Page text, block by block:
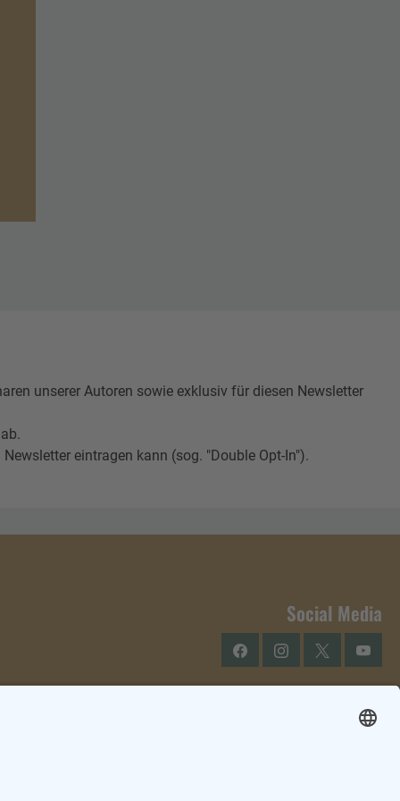
unserer Autoren sowie exklusiv für diesen Newsletter
eintragen kann (sog. "Double Opt-In").
Social Media
FacebookInstagramTwitter